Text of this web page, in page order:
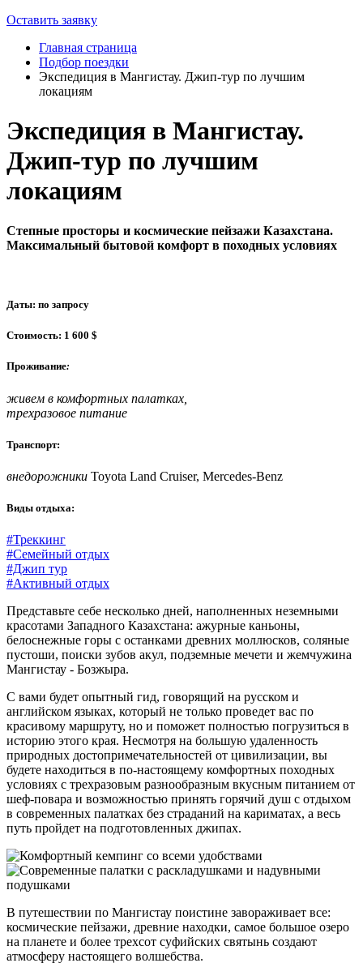
Оставить заявку
Главная страница
Подбор поездки
Экспедиция в Мангистау. Джип-тур по лучшим
локациям
Экспедиция в Мангистау.
Джип-тур по лучшим
локациям
Степные просторы и космические пейзажи Казахстана.
Максимальный бытовой комфорт в походных условиях
Даты: по запросу
Стоимость: 1 600 $
Проживание:
живем в комфортных палатках,
трехразовое питание
Транспорт:
внедорожники Toyota Land Cruiser, Mercedes-Benz
Виды отдыха:
#Треккинг
#Семейный отдых
#Джип тур
#Активный отдых
Представьте себе несколько дней, наполненных неземными
красотами Западного Казахстана: ажурные каньоны,
белоснежные горы с останками древних моллюсков, соляные
пустоши, поиски зубов акул, подземные мечети и жемчужина
Мангистау - Бозжыра.
С вами будет опытный гид, говорящий на русском и
английском языках, который не только проведет вас по
красивому маршруту, но и поможет полностью погрузиться в
историю этого края. Несмотря на большую удаленность
природных достопримечательностей от цивилизации, вы
будете находиться в по-настоящему комфортных походных
условиях с трехразовым разнообразным вкусным питанием от
шеф-повара и возможностью принять горячий душ с отдыхом
в современных палатках без страданий на кариматах, а весь
путь пройдет на подготовленных джипах.
В путешествии по Мангистау поистине завораживает все:
космические пейзажи, древние находки, самое большое озеро
на планете и более трехсот суфийских святынь создают
атмосферу настоящего волшебства.